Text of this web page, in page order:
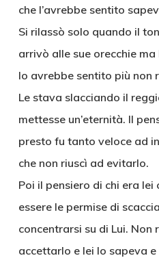
che l’avrebbe sentito
Si rilassò solo quando il
arrivò alle sue orecchie
lo avrebbe sentito più non
Le stava slacciando il
mettesse un’eternità. Il
presto fu tanto veloce ad
che non riuscì ad evitarlo.
Poi il pensiero di chi era
essere le permise di
concentrarsi su di Lui. Non
accettarlo e lei lo sapeva